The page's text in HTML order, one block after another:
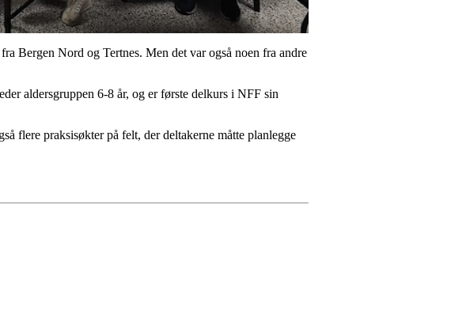
Bergen Nord og Tertnes. Men det var også noen fra andre
aldersgruppen 6-8 år, og er første delkurs i NFF sin
flere praksisøkter på felt, der deltakerne måtte planlegge